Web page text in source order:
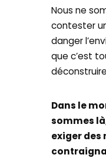
Nous ne
contester
danger
que c’est
Dans le
sommes
exiger des